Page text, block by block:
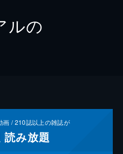
ルの
画 /210誌以上の雑誌が
読み放題